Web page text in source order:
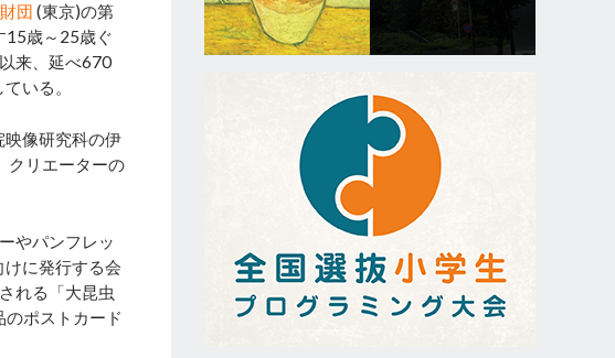
団 (東京)の第
15歳～25歳ぐ
来、延べ670
いる。
像研究科の伊
クリエーターの
やパンフレッ
に発行する会
れる「大昆虫
ポストカード